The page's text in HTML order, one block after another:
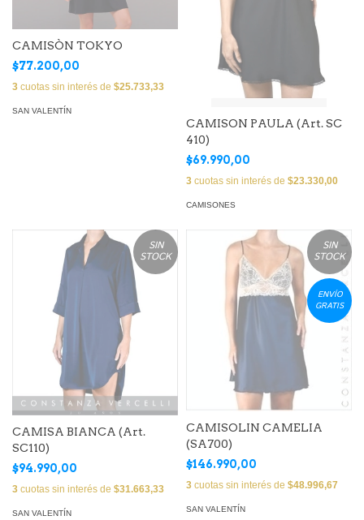
CAMISÒN TOKYO
$77.200,00
3 cuotas sin interés de $25.733,33
SAN VALENTÍN
CAMISON PAULA (Art. SC
410)
$69.990,00
3 cuotas sin interés de $23.330,00
CAMISONES
SIN
STOCK
CAMISA BIANCA (Art.
SC110)
$94.990,00
3 cuotas sin interés de $31.663,33
SAN VALENTÍN
SIN
STOCK
ENVÍO
GRATIS
CAMISOLIN CAMELIA
(SA700)
$146.990,00
3 cuotas sin interés de $48.996,67
SAN VALENTÍN